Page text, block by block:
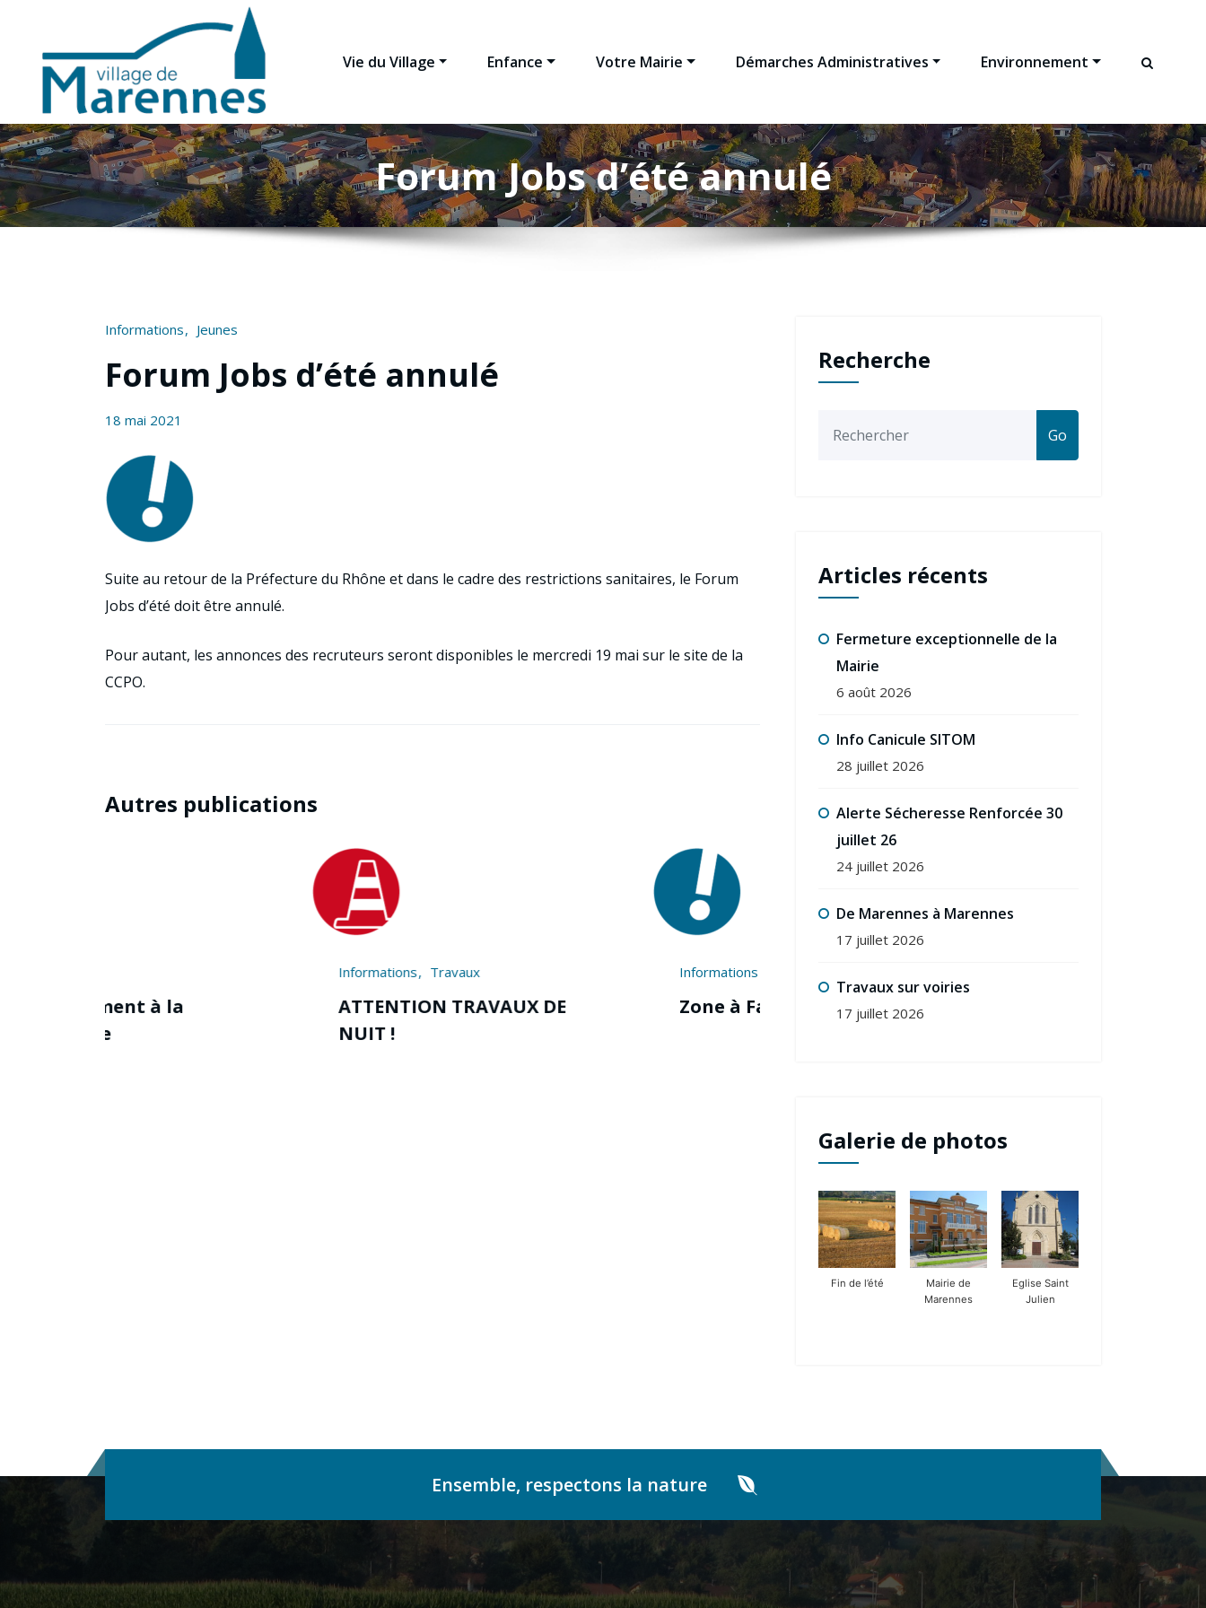
Vie du Village Enfance Votre Mairie Démarches Administratives Environnement
Forum Jobs d’été annulé
Informations Jeunes
Forum Jobs d’été annulé
18 mai 2021
Suite au retour de la Préfecture du Rhône et dans le cadre des restrictions sanitaires, le Forum
Jobs d’été doit être annulé.
Pour autant, les annonces des recruteurs seront disponibles le mercredi 19 mai sur le site de la
CCPO.
Autres publications
ATTENTION TRAVAUX DE
Informations
Zone à Faibles Émissions
Informations
Rallye pédestre du 22
Recherche
Go
Articles récents
Fermeture exceptionnelle de la
Mairie
6 août 2026
Info Canicule SITOM
28 juillet 2026
Alerte Sécheresse Renforcée 30
juillet 26
24 juillet 2026
De Marennes à Marennes
17 juillet 2026
Travaux sur voiries
17 juillet 2026
Galerie de photos
Fin de l’été
Mairie de
Marennes
Eglise Saint
Julien
Ensemble, respectons la nature